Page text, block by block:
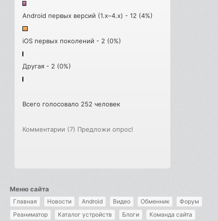
Android первых версий (1.x–4.x) - 12 (4%)
iOS первых поколений - 2 (0%)
Другая - 2 (0%)
Всего голосовало 252 человек
Комментарии (7) Предложи опрос!
Меню сайта
Главная Новости Android Видео Обменник
Форум
Реаниматор
Каталог устройств Блоги Команда сайта